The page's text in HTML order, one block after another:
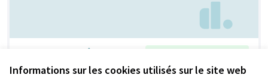
Informations sur les cookies utilisés sur le site web
Un repair café !
Bertrand
6 9